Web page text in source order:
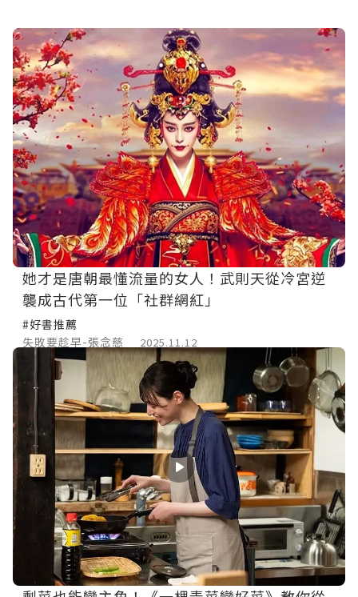
她才是唐朝最懂流量的女人！武則天從冷宮逆
襲成古代第一位「社群網紅」
#好書推薦
失敗要趁早-張念慈
2025.11.12